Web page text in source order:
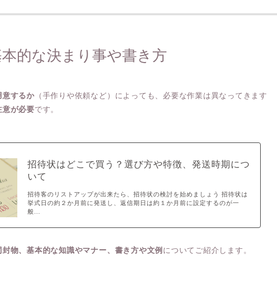
的な決まり事や書き方
意するか（手作りや依頼など）によっても、必要な作業は異なってきます
意が必要です。
招待状はどこで買う？選び方や特徴、発送時期につ
いて
招待客のリストアップが出来たら、招待状の検討を始めましょう 招待状は
挙式日の約２か月前に発送し、返信期日は約１か月前に設定するのが一
般...
物、基本的な知識やマナー、書き方や文例 についてご紹介します。